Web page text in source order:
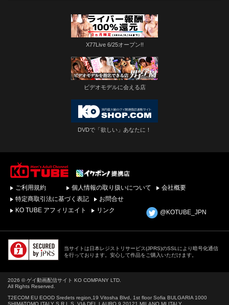
X77Live 6/25オープン!!
ビデオモデルに会える店
DVDで「欲しい」あなたに！
単ダウンロード！ゲイ
動画配信サイトKO
TUBEトップページへ
ご利用規約 個人情報の取り扱いについて
会社概要
特定商取引法に基づく表記
お問合せ
KO TUBE アフィリエイト
リンク @KOTUBE_JPN
当サイトは日本レジストリサービス(JPRS)のSSLにより暗号化通信
を行っております。安心して作品をご購入いただけます。
2026 © ゲイ動画配信サイト KO COMPANY LTD.
All Rights Reserved.
T2ECOM EU EOOD Sredets region,19 Vitosha Blvd, 1st floor Sofia BULGARIA 1000
SHIMATOMO ITALY S.R.L.S. VIA DEL LAURO 9 20121 MILANO MI ITALY